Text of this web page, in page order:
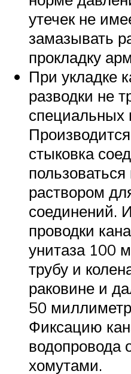
утечек не
замазывать
прокладку
При укладке
разводки не
специальных
стыковка
раствором
соединений.
проводки
унитаза 100
трубу и
раковине и
50
Фиксацию
водопровода
хомутами.